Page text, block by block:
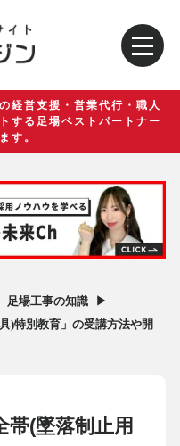
経営支援・営業代行・職人
する足場ベストパートナー
す。
足場工事の知識 ▶︎
)特別教育」の受講方法や開
帯(墜落制止用